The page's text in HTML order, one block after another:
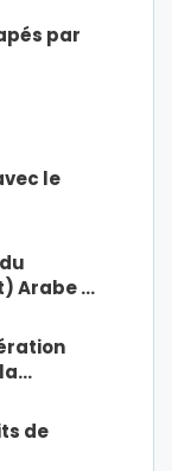
par
le
Arabe …
de